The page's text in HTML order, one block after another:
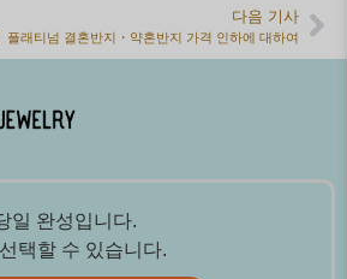
다음 기사
플래티넘 결혼반지・약혼반지 가격 인하에 대하여
일 완성입니다.
택할 수 있습니다.